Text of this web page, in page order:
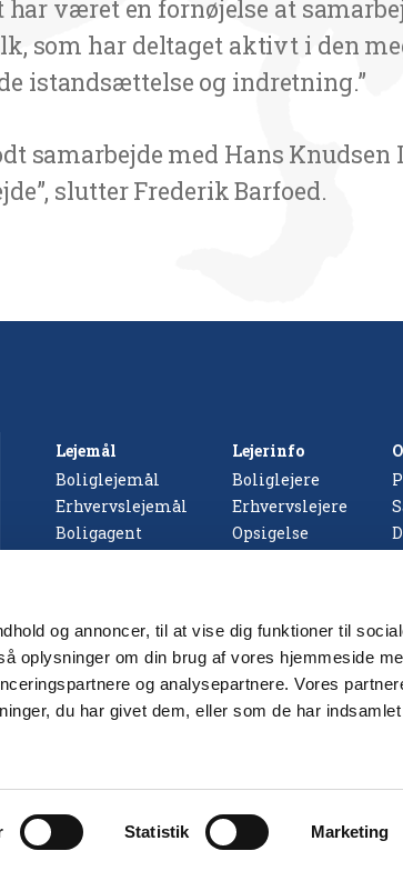
og annoncer, til at vise dig funktioner til
oplysninger om din brug af vores hjemmeside
og analysepartnere. Vores
du har givet dem, eller som de har
Statistik Marketing
har været en fornøjelse at
som har deltaget aktivt i den
istandsættelse og indretning.”
samarbejde med Hans
slutter Frederik Barfoed.
Lejemål
Boliglejemål
Erhvervslejemål
Boligagent
Lejerinfo
Boliglejere
Erhvervslejere
Opsigelse